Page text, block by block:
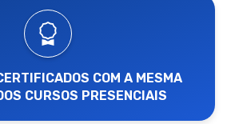
COM A MESMA
CURSOS PRESENCIAIS